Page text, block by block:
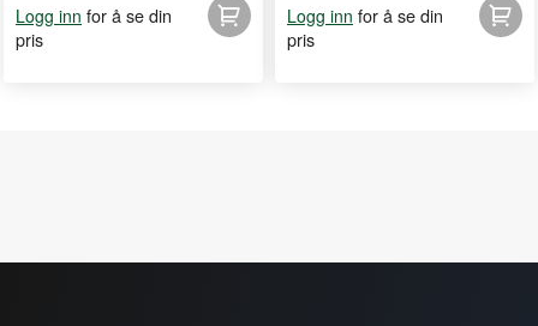
Logg inn for å se din
pris
Logg inn for å se din
pris